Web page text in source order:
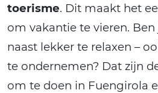
toerisme. Dit maakt het
om vakantie te vieren.
naast lekker te relaxen –
te ondernemen? Dat zijn
om te doen in Fuengirola